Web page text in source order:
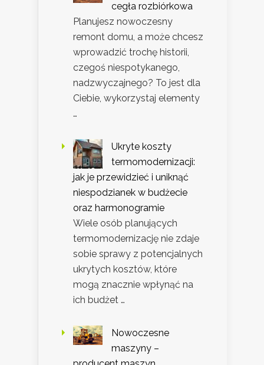
cegła rozbiórkowa
Planujesz nowoczesny
remont domu, a może chcesz
wprowadzić trochę historii,
czegoś niespotykanego,
nadzwyczajnego? To jest dla
Ciebie, wykorzystaj elementy
…
Ukryte koszty
termomodernizacji:
jak je przewidzieć i uniknąć
niespodzianek w budżecie
oraz harmonogramie
Wiele osób planujących
termomodernizację nie zdaje
sobie sprawy z potencjalnych
ukrytych kosztów, które
mogą znacznie wpłynąć na
ich budżet …
Nowoczesne
maszyny –